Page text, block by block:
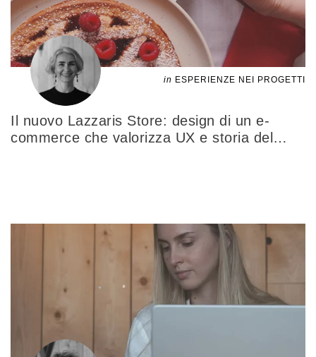
in ESPERIENZE NEI PROGETTI
Il nuovo Lazzaris Store: design di un e-
commerce che valorizza UX e storia del …